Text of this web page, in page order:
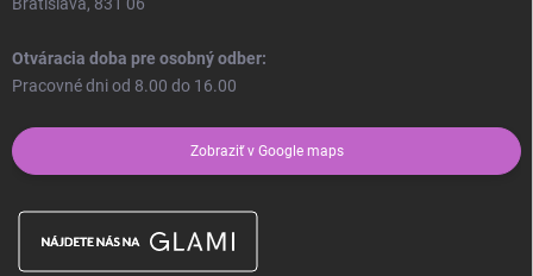
Otváracia doba pre osobný odber:
Pracovné dni od 8.00 do 16.00
Zobraziť v Google maps